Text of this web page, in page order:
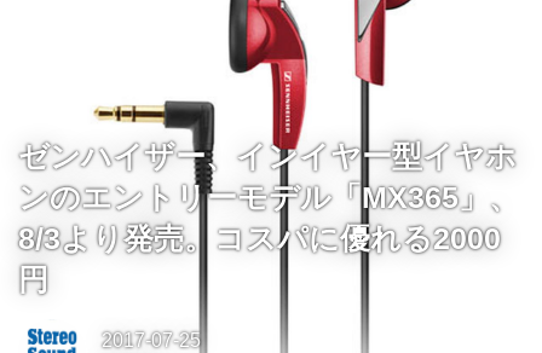
ゼンハイザー、インイヤー型イヤホ
ンのエントリーモデル「MX365」、
8/3より発売。コスパに優れる2000
円
2017-07-25